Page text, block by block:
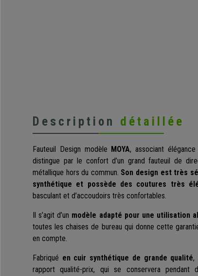
Description détaillée
Fauteuil Design modèle MOYA, associant
distingue par le confort d’un grand fauteuil de
métallique hors du commun. Son design est très
synthétique et possède des coutures très
basculant et d’accoudoirs très confortables.
Il s’agit d’un modèle adapté pour une utilisation
toutes les chaises de bureau qui donne cette
en compte.
Fabriqué en cuir synthétique de grande qualité,
rapport qualité-prix, qui se conservera pendant